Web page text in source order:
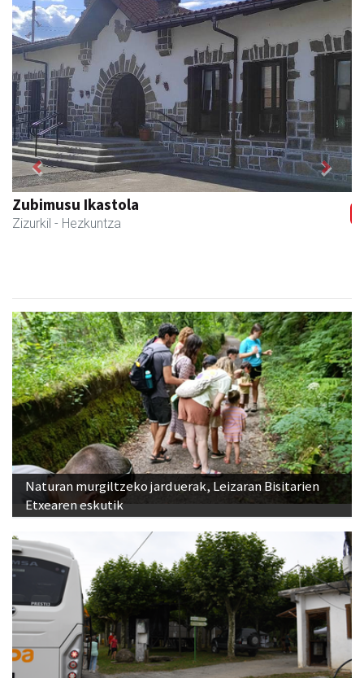
Previous
Naturan murgiltzeko jarduerak, Leizaran Bisitarien
Etxearen eskutik